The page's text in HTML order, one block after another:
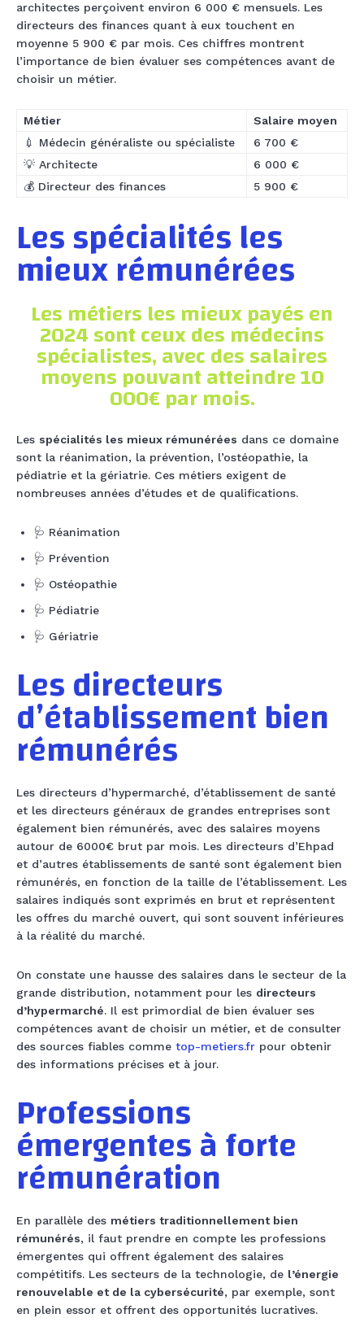
architectes perçoivent environ 6 000 € mensuels. Les
directeurs des finances quant à eux touchent en
moyenne 5 900 € par mois. Ces chiffres montrent
l’importance de bien évaluer ses compétences avant de
choisir un métier.
Métier
Salaire moyen
💉 Médecin généraliste ou spécialiste
6 700 €
💡 Architecte
6 000 €
💰 Directeur des finances
5 900 €
Les spécialités les
mieux rémunérées
Les métiers les mieux payés en
2024 sont ceux des médecins
spécialistes, avec des salaires
moyens pouvant atteindre 10
000€ par mois.
Les spécialités les mieux rémunérées dans ce domaine
sont la réanimation, la prévention, l’ostéopathie, la
pédiatrie et la gériatrie. Ces métiers exigent de
nombreuses années d’études et de qualifications.
🩺 Réanimation
🩺 Prévention
🩺 Ostéopathie
🩺 Pédiatrie
🩺 Gériatrie
Les directeurs
d’établissement bien
rémunérés
Les directeurs d’hypermarché, d’établissement de santé
et les directeurs généraux de grandes entreprises sont
également bien rémunérés, avec des salaires moyens
autour de 6000€ brut par mois. Les directeurs d’Ehpad
et d’autres établissements de santé sont également bien
rémunérés, en fonction de la taille de l’établissement. Les
salaires indiqués sont exprimés en brut et représentent
les offres du marché ouvert, qui sont souvent inférieures
à la réalité du marché.
On constate une hausse des salaires dans le secteur de la
grande distribution, notamment pour les directeurs
d’hypermarché. Il est primordial de bien évaluer ses
compétences avant de choisir un métier, et de consulter
des sources fiables comme top-metiers.fr pour obtenir
des informations précises et à jour.
Professions
émergentes à forte
rémunération
En parallèle des métiers traditionnellement bien
rémunérés, il faut prendre en compte les professions
émergentes qui offrent également des salaires
compétitifs. Les secteurs de la technologie, de l’énergie
renouvelable et de la cybersécurité, par exemple, sont
en plein essor et offrent des opportunités lucratives.